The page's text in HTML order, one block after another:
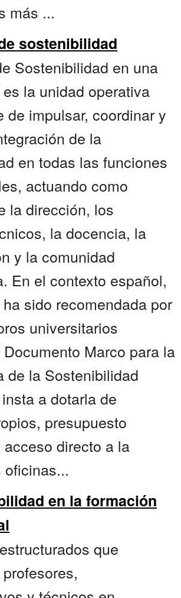
más ...
sostenibilidad
Sostenibilidad en una
la unidad operativa
de impulsar, coordinar y
de la
en todas las funciones
actuando como
la dirección, los
la docencia, la
y la comunidad
En el contexto español,
sido recomendada por
universitarios
Marco para la
de la Sostenibilidad
a dotarla de
presupuesto
directo a la
oficinas...
en la formación
que